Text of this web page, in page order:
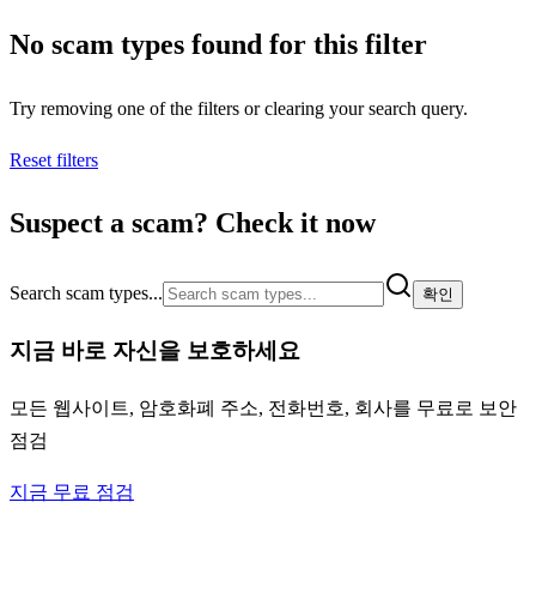
No scam types found for this filter
Try removing one of the filters or clearing your search query.
Reset filters
Suspect a scam? Check it now
Search scam types... 확인
지금 바로 자신을 보호하세요
모든 웹사이트, 암호화폐 주소, 전화번호, 회사를 무료로 보안
점검
지금 무료 점검